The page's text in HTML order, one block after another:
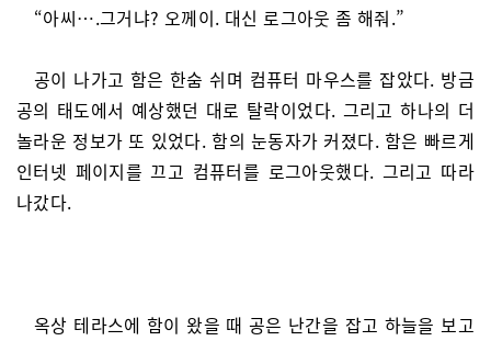
“아씨….그거냐? 오께이. 대신 로그아웃 좀 해줘.”
공이 나가고 함은 한숨 쉬며 컴퓨터 마우스를 잡았다. 방금
공의 태도에서 예상했던 대로 탈락이었다. 그리고 하나의 더
놀라운 정보가 또 있었다. 함의 눈동자가 커졌다. 함은 빠르게
인터넷 페이지를 끄고 컴퓨터를 로그아웃했다. 그리고 따라
나갔다.
옥상 테라스에 함이 왔을 때 공은 난간을 잡고 하늘을 보고